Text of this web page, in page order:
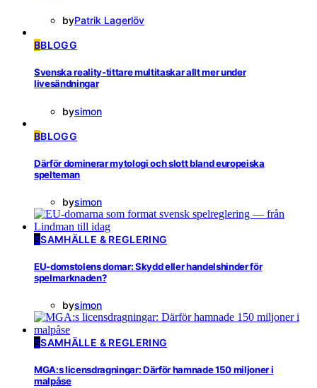
byPatrik Lagerlöv
BBLOGG
Svenska reality-tittare multitaskar allt mer under
livesändningar
bysimon
BBLOGG
Därför dominerar mytologi och slott bland europeiska
spelteman
bysimon
SSAMHÄLLE & REGLERING
EU-domstolens domar: Skydd eller handelshinder för
spelmarknaden?
bysimon
SSAMHÄLLE & REGLERING
MGA:s licensdragningar: Därför hamnade 150 miljoner i
malpåse